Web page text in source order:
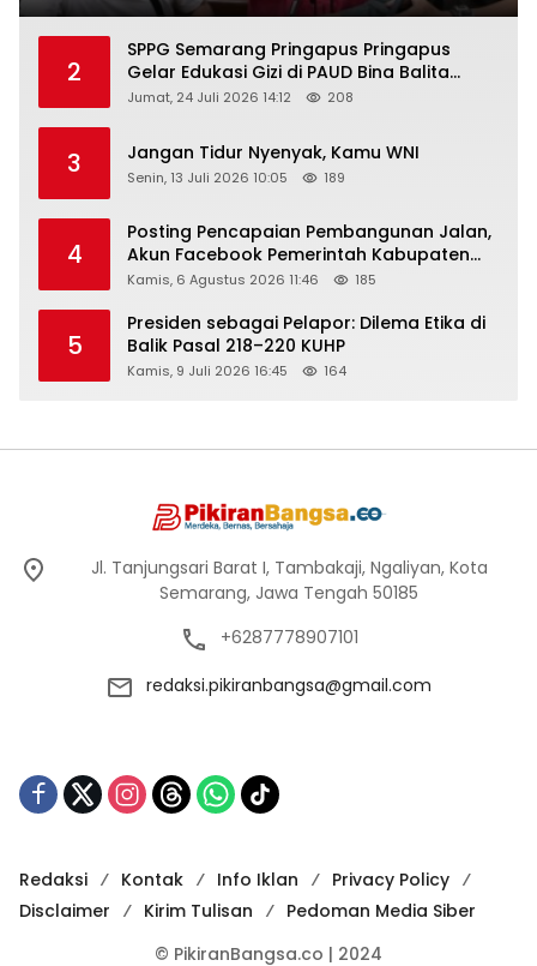
2
SPPG Semarang Pringapus Pringapus
Gelar Edukasi Gizi di PAUD Bina Balita
Peringati Hari Anak Nasional 2026
Jumat, 24 Juli 2026 14:12 208
3 Jangan Tidur Nyenyak, Kamu WNI
Senin, 13 Juli 2026 10:05 189
4
Posting Pencapaian Pembangunan Jalan,
Akun Facebook Pemerintah Kabupaten
Rembang “Dirujak” Warganet
Kamis, 6 Agustus 2026 11:46 185
5
Presiden sebagai Pelapor: Dilema Etika di
Balik Pasal 218–220 KUHP
Kamis, 9 Juli 2026 16:45 164
Jl. Tanjungsari Barat I, Tambakaji, Ngaliyan, Kota
Semarang, Jawa Tengah 50185
+6287778907101
redaksi.pikiranbangsa@gmail.com
Redaksi Kontak Info Iklan
Privacy Policy
Disclaimer
Kirim Tulisan
Pedoman Media Siber
© PikiranBangsa.co | 2024